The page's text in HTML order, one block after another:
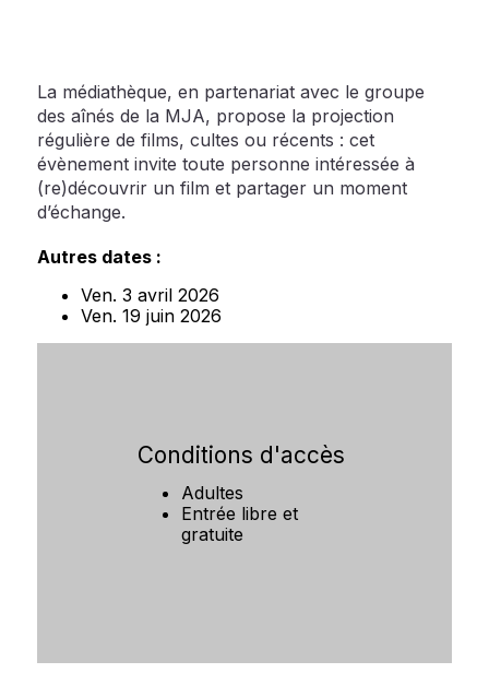
La médiathèque, en partenariat avec le groupe
des aînés de la MJA, propose la projection
régulière de films, cultes ou récents : cet
évènement invite toute personne intéressée à
(re)découvrir un film et partager un moment
d’échange.
Autres dates :
Ven. 3 avril 2026
Ven. 19 juin 2026
Conditions d'accès
Adultes
Entrée libre et
gratuite